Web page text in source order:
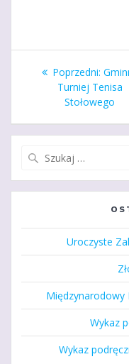
wpisu
Poprzedni:
wpis:
Turniej Tenisa
Stołowego
Uroczyste
Międzynarodowy
Wykaz
Wykaz